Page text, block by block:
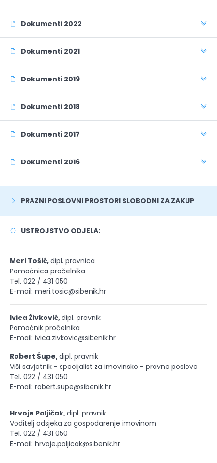
Dokumenti 2022
Dokumenti 2021
Dokumenti 2019
Dokumenti 2018
Dokumenti 2017
Dokumenti 2016
PRAZNI POSLOVNI PROSTORI SLOBODNI ZA ZAKUP
USTROJSTVO ODJELA:
Meri Tošić,dipl. pravnica
Pomoćnica pročelnika
Tel. 022 / 431 050
E-mail: meri.tosic@sibenik.hr
Ivica Živković,dipl. pravnik
Pomoćnik pročelnika
E-mail: ivica.zivkovic@sibenik.hr
Robert Šupe,dipl. pravnik
Viši savjetnik - specijalist za imovinsko - pravne poslove
Tel. 022 / 431 050
E-mail: robert.supe@sibenik.hr
Hrvoje Poljičak,dipl. pravnik
Voditelj odsjeka za gospodarenje imovinom
Tel. 022 / 431 050
E-mail: hrvoje.poljicak@sibenik.hr